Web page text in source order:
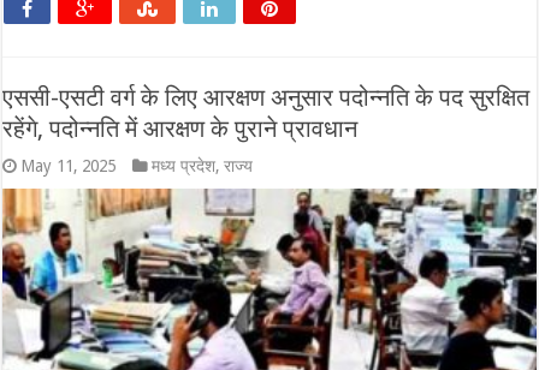
एससी-एसटी वर्ग के लिए आरक्षण अनुसार पदोन्नति के पद सुरक्षित
रहेंगे, पदोन्नति में आरक्षण के पुराने प्रावधान
May 11, 2025 मध्य प्रदेश,राज्य